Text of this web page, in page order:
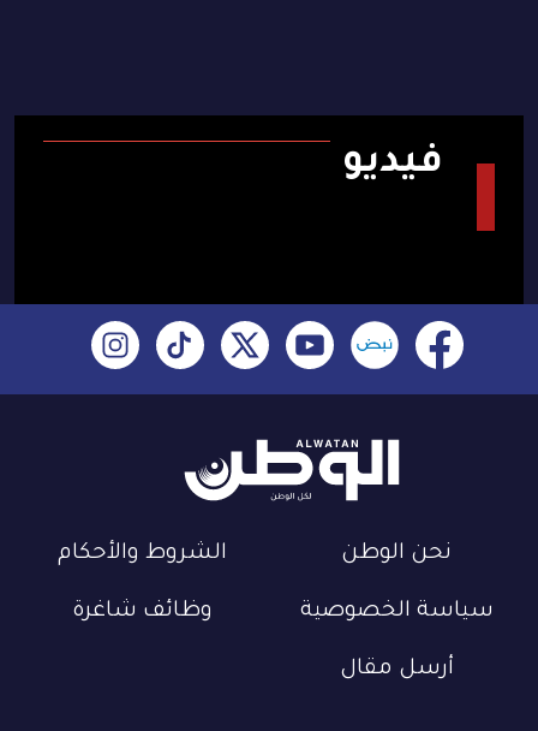
فيديو
نحن الوطن الشروط والأحكام
سياسة الخصوصية وظائف شاغرة
أرسل مقال